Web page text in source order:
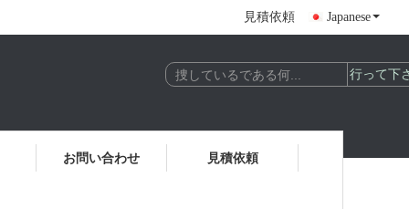
見積依頼 Japanese
お問い合わせ 見積依頼